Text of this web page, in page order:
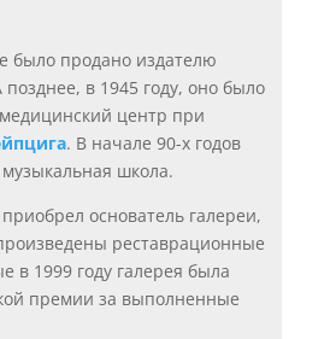
было продано издателю
позднее, в 1945 году, оно было
центр при
. В начале 90-х годов
школа.
основатель галереи,
реставрационные
в 1999 году галерея была
премии за выполненные